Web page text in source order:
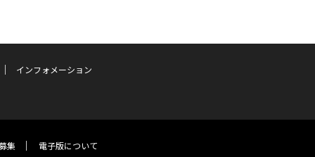
インフォメーション
集 電子版について